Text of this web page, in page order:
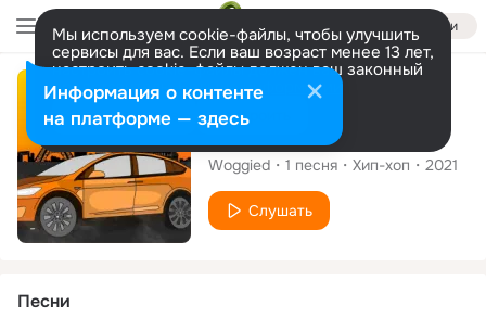
Войти
Мы используем cookie-файлы, чтобы улучшить
сервисы для вас. Если ваш возраст менее 13 лет,
настроить cookie-файлы должен ваш законный
представитель. Больше информации
Разрешить все Настроить
Сингл
Пролетаем
Woggied 1 песня Хип-хоп 2021
Слушать
Песни
Информация о контенте
на платформе — здесь